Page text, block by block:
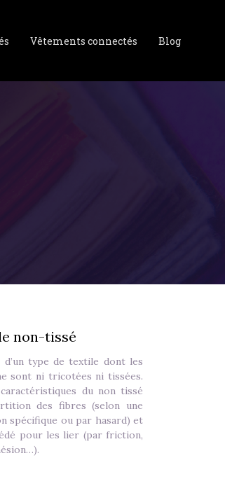
Vêtements connectés Blog
non-tissé
d’un type de textile dont les
sont ni tricotées ni tissées.
du non tissé
des fibres (selon une
spécifique ou par hasard) et
pour les lier (par friction,